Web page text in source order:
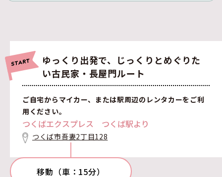
ゆっくり出発で、じっくりとめぐりた
い古民家・長屋門ルート
ご自宅からマイカー、または駅周辺のレンタカーをご利
用ください。
つくばエクスプレス つくば駅より
つくば市吾妻2丁目128
移動（車：15分）